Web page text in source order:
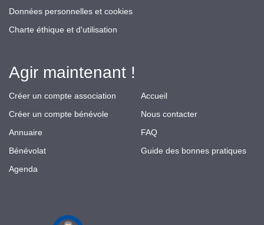
Données personnelles et cookies
Charte éthique et d'utilisation
Agir maintenant !
Créer un compte association
Créer un compte bénévole
Annuaire
Bénévolat
Agenda
Accueil
Nous contacter
FAQ
Guide des bonnes pratiques